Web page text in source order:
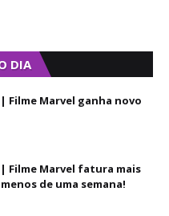
DIA
| Filme Marvel ganha novo
| Filme Marvel fatura mais
de uma semana!